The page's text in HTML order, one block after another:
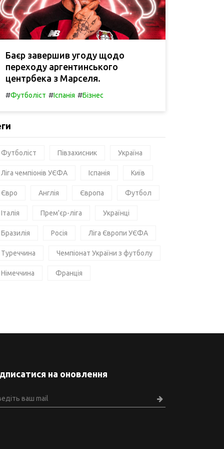
Баєр завершив угоду щодо
переходу аргентинського
центрбека з Марселя.
#Футболіст #Іспанія #Бізнес
Футболіст Півзахисник Україна
Ліга чемпіонів УЄФА Іспанія Київ
Євро Англія Європа Футбол
Італія Прем'єр-ліга Українці
Бразилія Росія Ліга Європи УЄФА
Туреччина Чемпіонат України з футболу
Німеччина Франція
на оновлення